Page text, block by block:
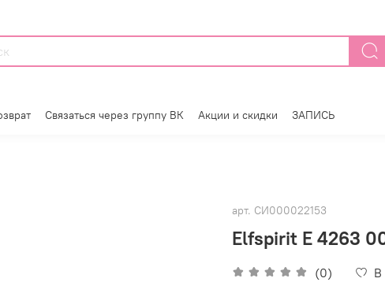
Связаться через группу ВК Акции и скидки ЗАПИСЬ
арт. СИ000022153
Elfspirit E 4263
(0) В